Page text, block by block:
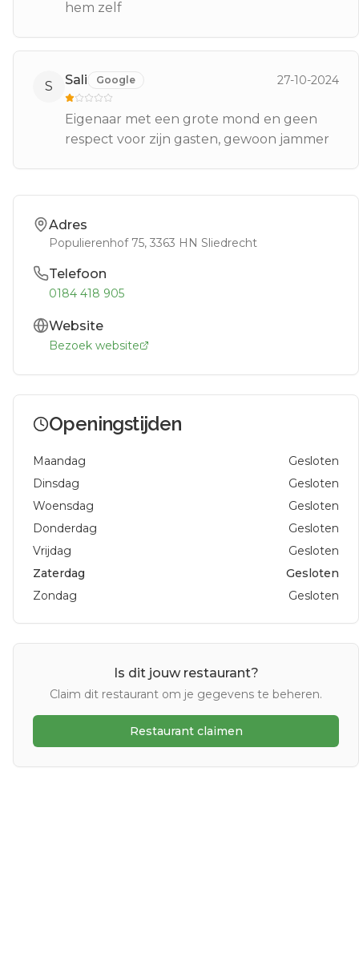
hem zelf
S Sali Google 27-10-2024
Eigenaar met een grote mond en geen
respect voor zijn gasten, gewoon jammer
Adres
Populierenhof 75, 3363 HN Sliedrecht
Telefoon
0184 418 905
Website
Bezoek website
Openingstijden
Maandag
Gesloten
Dinsdag
Gesloten
Woensdag
Gesloten
Donderdag
Gesloten
Vrijdag
Gesloten
Zaterdag
Gesloten
Zondag
Gesloten
Is dit jouw restaurant?
Claim dit restaurant om je gegevens te beheren.
Restaurant claimen